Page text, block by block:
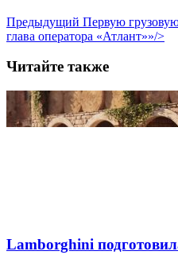
Предыдущий Первую
глава оператора «Атлант»»/>
Читайте также
Lamborghini